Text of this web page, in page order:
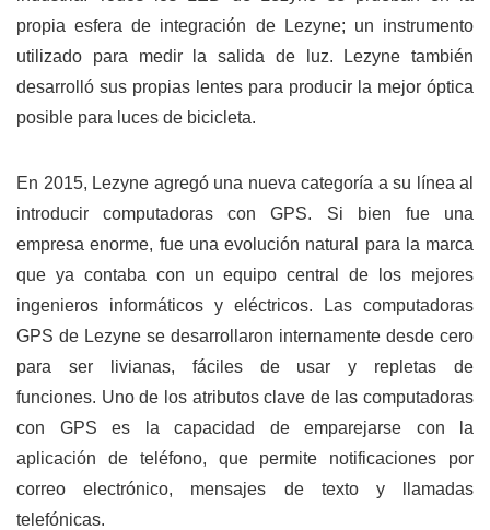
propia esfera de integración de Lezyne; un instrumento
utilizado para medir la salida de luz. Lezyne también
desarrolló sus propias lentes para producir la mejor óptica
posible para luces de bicicleta.
En 2015, Lezyne agregó una nueva categoría a su línea al
introducir computadoras con GPS. Si bien fue una
empresa enorme, fue una evolución natural para la marca
que ya contaba con un equipo central de los mejores
ingenieros informáticos y eléctricos. Las computadoras
GPS de Lezyne se desarrollaron internamente desde cero
para ser livianas, fáciles de usar y repletas de
funciones. Uno de los atributos clave de las computadoras
con GPS es la capacidad de emparejarse con la
aplicación de teléfono, que permite notificaciones por
correo electrónico, mensajes de texto y llamadas
telefónicas.